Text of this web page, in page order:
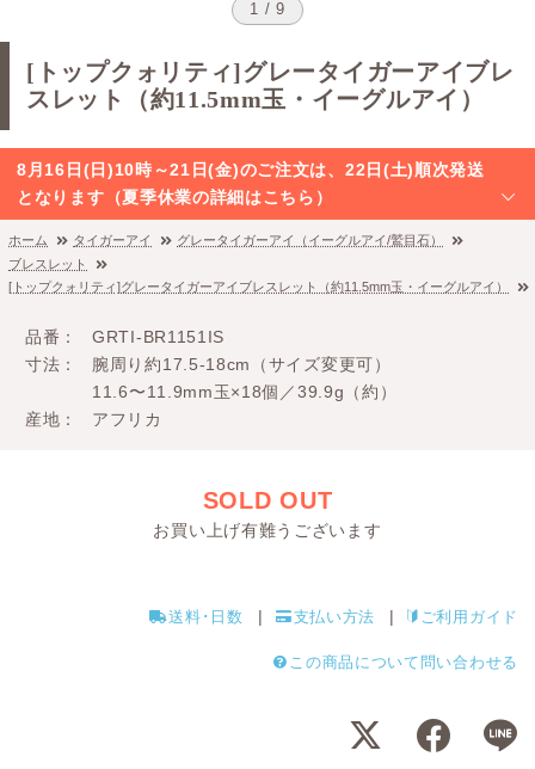
1 / 9
[トップクォリティ]グレータイガーアイブレ
スレット（約11.5mm玉・イーグルアイ）
8月16日(日)10時～21日(金)のご注文は、22日(土)順次発送
となります（夏季休業の詳細はこちら）
ホーム タイガーアイ
グレータイガーアイ（イーグルアイ/鷲目石）
ブレスレット
[トップクォリティ]グレータイガーアイブレスレット（約11.5mm玉・イーグルアイ）
品番
GRTI-BR1151IS
寸法
腕周り約17.5-18cm（サイズ変更可）
11.6〜11.9mm玉×18個／39.9g（約）
産地
アフリカ
SOLD OUT
お買い上げ有難うございます
送料･日数 支払い方法 ご利用ガイド
この商品について問い合わせる